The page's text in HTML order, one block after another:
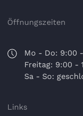
Öffnungszeiten
Mo - Do: 9:00
Freitag: 9:00 -
Sa - So:
Links